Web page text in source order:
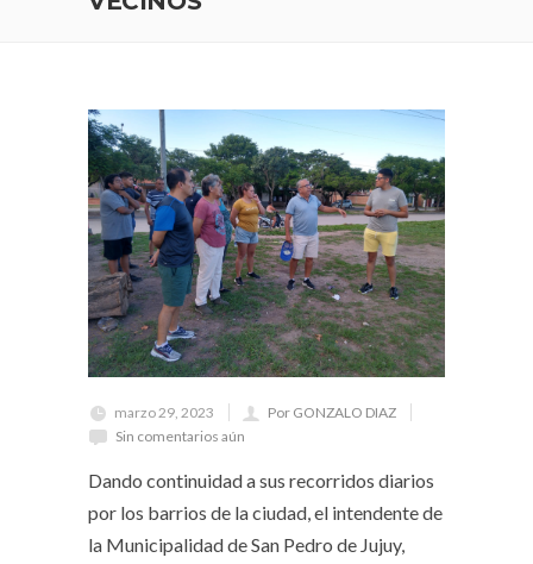
marzo 29, 2023
Por GONZALO DIAZ
Sin comentarios aún
Dando continuidad a sus recorridos diarios
por los barrios de la ciudad, el intendente de
la Municipalidad de San Pedro de Jujuy,